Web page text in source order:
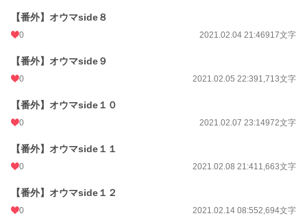
【番外】オウマside８
0 2021.02.04 21:46917文字
【番外】オウマside９
0 2021.02.05 22:391,713文字
【番外】オウマside１０
0 2021.02.07 23:14972文字
【番外】オウマside１１
0 2021.02.08 21:411,663文字
【番外】オウマside１２
0 2021.02.14 08:552,694文字